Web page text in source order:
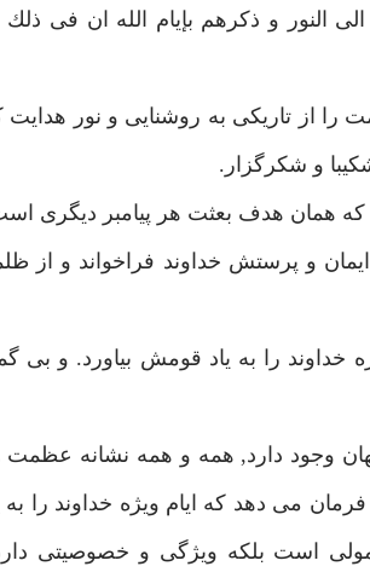
النور و ذكرهم بإيام الله ان فى
از تاريكى به روشنايى و نور هدايت
و شكرگزار.
هدف بعثت هر پيامبر ديگرى
و پرستش خداوند فراخواند و از
را به ياد قومش بياورد. و بى
وجود دارد, همه و همه نشانه
مى دهد كه ايام ويژه خداوند را
است بلكه ويژگى و خصوصيتى